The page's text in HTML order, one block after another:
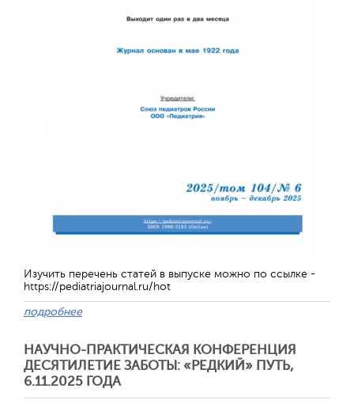
Изучить перечень статей в выпуске можно по ссылке -
https://pediatriajournal.ru/hot
подробнее
НАУЧНО-ПРАКТИЧЕСКАЯ КОНФЕРЕНЦИЯ
ДЕСЯТИЛЕТИЕ ЗАБОТЫ: «РЕДКИЙ» ПУТЬ,
6.11.2025 ГОДА